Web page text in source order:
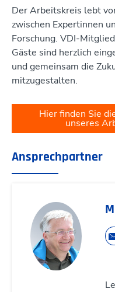
Der Arbeitskreis lebt
zwischen Expertinnen
Forschung. VDI-
Gäste sind herzlich
und gemeinsam die
mitzugestalten.
Hier finden Sie
unseres
Ansprechpartner